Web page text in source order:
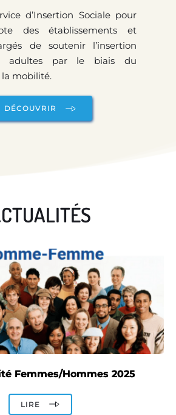
d’Insertion Sociale pour
des établissements et
de soutenir l’insertion
adultes par le biais du
mobilité.
DÉCOUVRIR
Femmes/Hommes 2025
LIRE